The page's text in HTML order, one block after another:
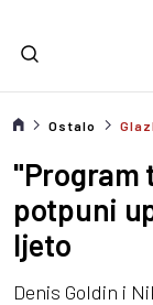
Ostalo
"Program
potpuni
ljeto
Denis Goldin i